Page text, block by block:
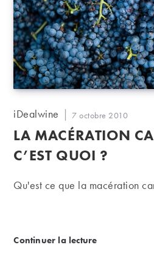
Auteur/autrice
la
publication :
iDealwine
Publication
publiée :
7 octobre 2010
LA MACÉRATION
C’EST QUOI ?
Qu'est ce que la macération
Continuer la lectureLa macération